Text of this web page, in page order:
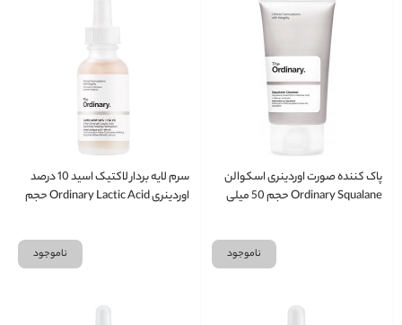
پاک کننده صورت اوردینری اسکوالن
Ordinary Squalane حجم 50 میلی
ناموجود
سرم لایه بردار لاکتیک اسید 10 درصد
اوردینری Ordinary Lactic Acid حجم
ناموجود